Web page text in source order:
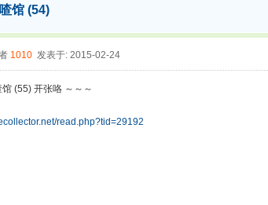
馆 (54)
1010 发表于: 2015-02-24
(55) 开张咯 ～～～
read.php?tid=29192